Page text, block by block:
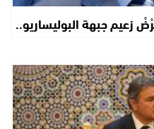
زعيم جبهة البوليساريو..